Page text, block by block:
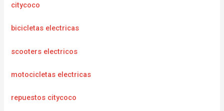
citycoco
bicicletas electricas
scooters electricos
motocicletas electricas
repuestos citycoco